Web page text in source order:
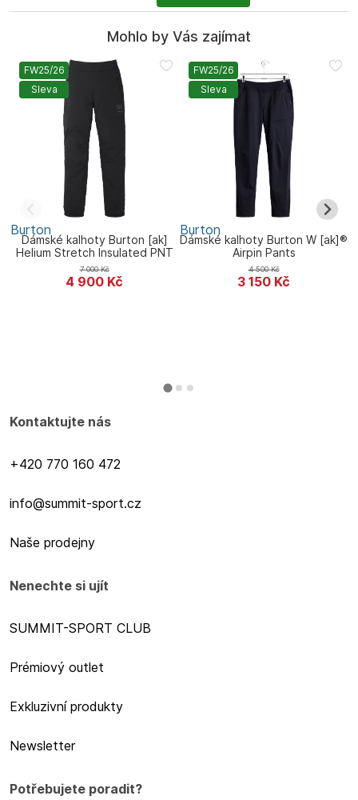
Mohlo by Vás zajímat
FW25/26
Sleva
Burton
Dámské kalhoty Burton [ak]
Helium Stretch Insulated PNT
4 900 Kč
7 000Kč
FW25/26
Sleva
Burton
Dámské kalhoty Burton W [ak]®
Airpin Pants
3 150 Kč
4 500Kč
Kontaktujte nás
+420 770 160 472
info@summit-sport.cz
Naše prodejny
Nenechte si ujít
SUMMIT-SPORT CLUB
Prémiový outlet
Exkluzivní produkty
Newsletter
Potřebujete poradit?